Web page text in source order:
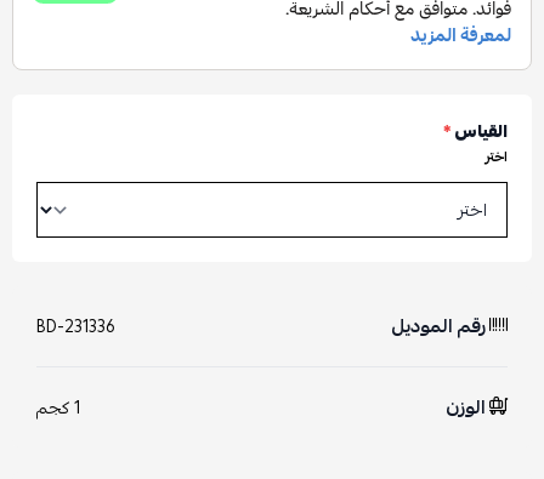
القياس*
اختر
رقم الموديل BD-231336
الوزن 1 كجم